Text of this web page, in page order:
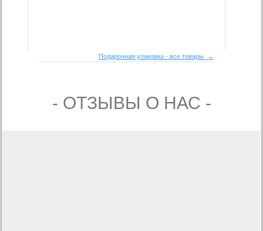
Подарочная упаковка - все товары →
- ОТЗЫВЫ О НАС -